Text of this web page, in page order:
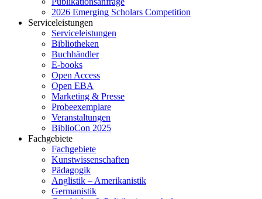
2026 Emerging Scholars Competition
Serviceleistungen
Serviceleistungen
Bibliotheken
Buchhändler
E-books
Open Access
Open EBA
Marketing & Presse
Probeexemplare
Veranstaltungen
BiblioCon 2025
Fachgebiete
Fachgebiete
Kunstwissenschaften
Pädagogik
Anglistik – Amerikanistik
Germanistik